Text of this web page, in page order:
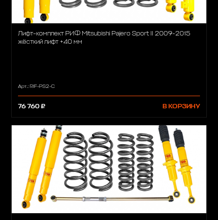
Лифт-комплект РИФ Mitsubishi Pajero Sport II 2009-2015
жёсткий лифт +40 мм
Арт.: RIF-PS2-C
76 760 ₽ В КОРЗИНУ